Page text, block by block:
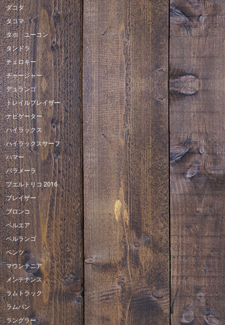
ダコタ
タコマ
タホ ユーコン
タンドラ
チェロキー
チャージャー
デュランゴ
トレイルブレイザー
ナビゲーター
ハイラックス
ハイラックスサーフ
ハマー
パラメーラ
プエルトリコ 2016
ブレイザー
ブロンコ
ベルエア
ベルランゴ
ベンツ
マウンテニア
メンテナンス
ラムトラック
ラムバン
ラングラー